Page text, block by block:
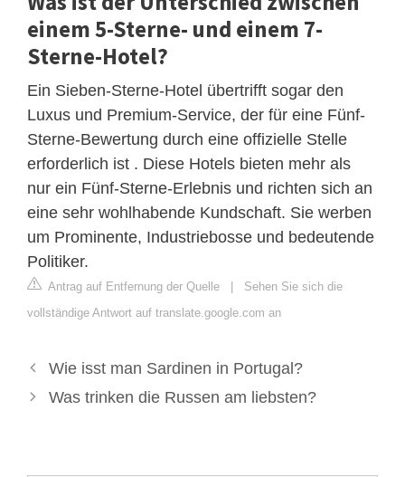
einem 5-Sterne- und einem 7-
Sterne-Hotel?
Ein Sieben-Sterne-Hotel übertrifft sogar den
Luxus und Premium-Service, der für eine Fünf-
Sterne-Bewertung durch eine offizielle Stelle
erforderlich ist . Diese Hotels bieten mehr als
nur ein Fünf-Sterne-Erlebnis und richten sich an
eine sehr wohlhabende Kundschaft. Sie werben
um Prominente, Industriebosse und bedeutende
Politiker.
Antrag auf Entfernung der Quelle | Sehen Sie sich die
vollständige Antwort auf translate.google.com an
Wie isst man Sardinen in Portugal?
Was trinken die Russen am liebsten?